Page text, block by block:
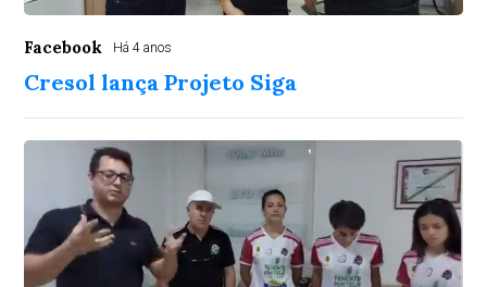
Facebook Há 4 anos
Cresol lança Projeto Siga